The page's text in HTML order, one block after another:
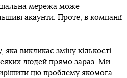
мережа може
акаунти. Проте, в компанії
викликає зміну кількості
людей прямо зараз. Ми
цю проблему якомога